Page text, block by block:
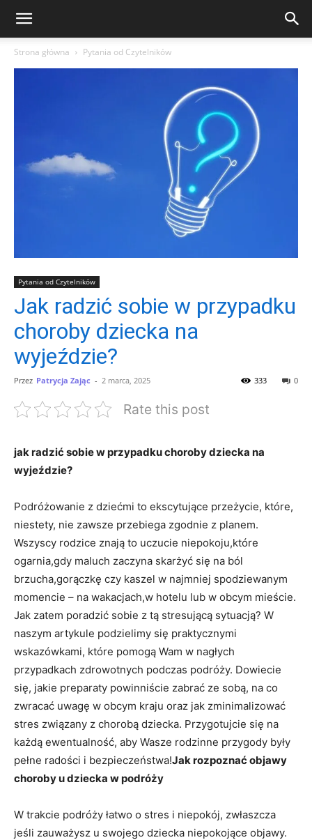
Strona główna Pytania od Czytelników
Pytania od Czytelników
Jak radzić sobie w przypadku
choroby dziecka na
wyjeździe?
Przez Patrycja Zając - 2 marca, 2025 0
333
Rate this post
jak radzić sobie w⁣ przypadku choroby dziecka na
⁤wyjeździe?
Podróżowanie z dziećmi ​to ‍ekscytujące przeżycie, które,
niestety, nie ⁣zawsze przebiega zgodnie z⁢ planem.
Wszyscy⁣ rodzice znają to uczucie niepokoju,które
ogarnia,gdy maluch zaczyna skarżyć się na ból
brzucha,gorączkę czy kaszel w najmniej spodziewanym
momencie – na⁢ wakacjach,w hotelu lub ⁣w obcym mieście.
Jak zatem poradzić sobie ⁣z tą stresującą‍ sytuacją?⁢ W
naszym artykule podzielimy się praktycznymi
wskazówkami,‌ które pomogą Wam w nagłych⁤
przypadkach ⁢zdrowotnych ⁢podczas podróży. Dowiecie
się, jakie preparaty powinniście ⁣zabrać ze sobą,⁢ na co
zwracać uwagę w obcym kraju⁣ oraz jak zminimalizować
stres związany z chorobą dziecka. Przygotujcie​ się na
każdą ewentualność, aby Wasze rodzinne⁣ przygody były
pełne radości ⁢i bezpieczeństwa!Jak rozpoznać objawy
choroby u dziecka w ‍podróży
W trakcie podróży ​łatwo o stres i niepokój, zwłaszcza
jeśli zauważysz u ‍swojego dziecka niepokojące objawy.